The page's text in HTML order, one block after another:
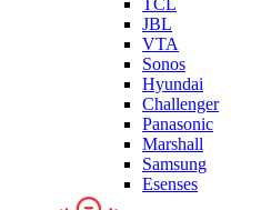
JBL
VTA
Sonos
Hyundai
Challenger
Panasonic
Marshall
Samsung
Esenses